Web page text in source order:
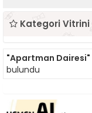
Kategori Vitrini
"Apartman Dairesi"
bulundu